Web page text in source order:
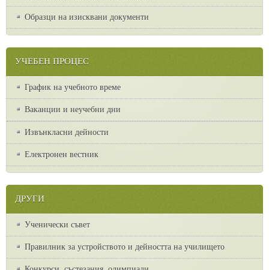
Образци на изисквани документи
УЧЕБЕН ПРОЦЕС
График на учебното време
Ваканции и неучебни дни
Извънкласни дейности
Електронен вестник
ДРУГИ
Ученически съвет
Правилник за устройството и дейността на училището